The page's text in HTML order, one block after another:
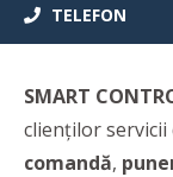
TELEFON
SMART
clienţilor servicii
comandă,